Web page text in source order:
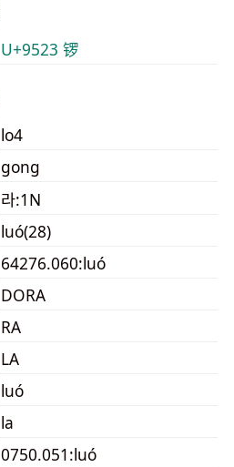
U+9523 锣
lo4
gong
라:1N
luó(28)
64276.060:luó
DORA
RA
LA
luó
la
0750.051:luó